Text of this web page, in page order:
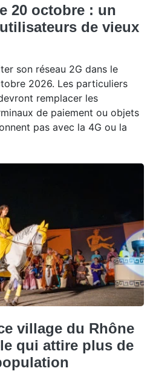
20 octobre : un
de vieux
son réseau 2G dans le
2026. Les particuliers
remplacer les
de paiement ou objets
pas avec la 4G ou la
village du Rhône
qui attire plus de